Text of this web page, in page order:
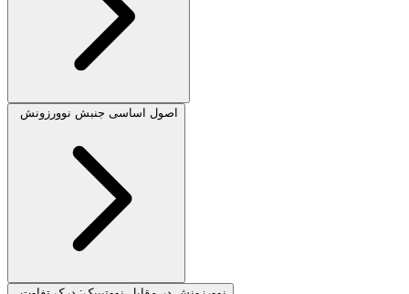
اصول اساسی جنبش نوورزونش